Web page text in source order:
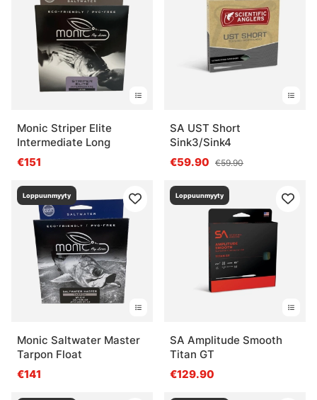
Monic Striper Elite
Intermediate Long
€151
SA UST Short
Sink3/Sink4
€59.90 €59.90
Loppuunmyyty
Monic Saltwater Master
Tarpon Float
€141
Loppuunmyyty
SA Amplitude Smooth
Titan GT
€129.90